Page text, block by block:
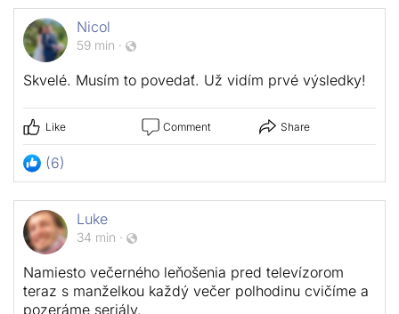
Nicol
59 min ·
Skvelé. Musím to povedať. Už vidím prvé výsledky!
Like Comment Share
(6)
Luke
34 min ·
Namiesto večerného leňošenia pred televízorom
teraz s manželkou každý večer polhodinu cvičíme a
pozeráme seriály.